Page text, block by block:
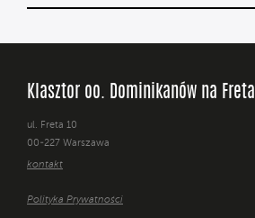
Klasztor oo. Dominikanów na Freta
ul. Freta 10
00-227 Warszawa
kontakt
Polityka Prywatności